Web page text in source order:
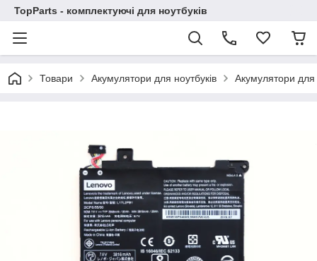
TopParts - комплектуючі для ноутбуків
Товари Акумулятори для ноутбуків Акумулятори для